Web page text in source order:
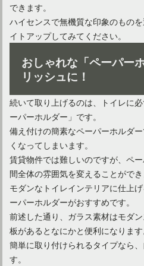
できます。
ハイセンスで無機質な印象のもの
イトアップしてみてください。
おしゃれな「ペーパー
リッシュに！
続いて取り上げるのは、トイレに
ーパーホルダー」です。
備え付けの簡素なペーパーホルダ
くなってしまいます。
賃貸物件では難しいのですが、ペ
間全体の雰囲気を変えることができ
モダンなトイレインテリアに仕上
ーパーホルダーがおすすめです。
前述した通り、ガラス素材はモダ
板があるとなにかと便利になります
簡単に取り付けられるタイプなら
す。